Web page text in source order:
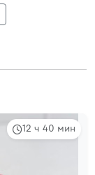
12 ч 40 мин